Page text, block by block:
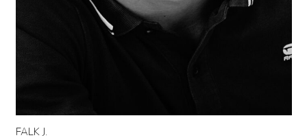
FALK J.